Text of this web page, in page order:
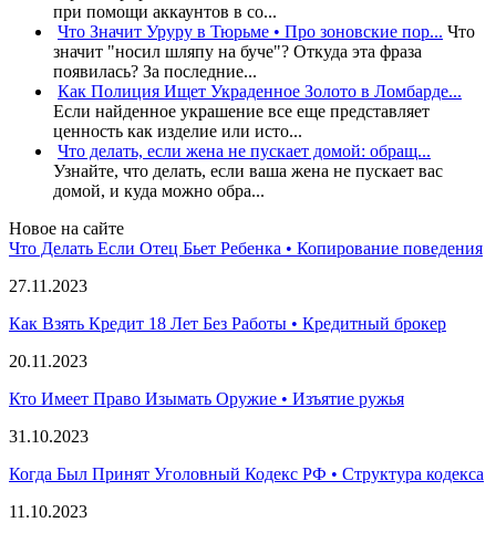
при помощи аккаунтов в со...
Что Значит Уруру в Тюрьме • Про зоновские пор... Что
значит "носил шляпу на буче"? Откуда эта фраза
появилась? За последние...
Как Полиция Ищет Украденное Золото в Ломбарде...
Если найденное украшение все еще представляет
ценность как изделие или исто...
Что делать, если жена не пускает домой: обращ...
Узнайте, что делать, если ваша жена не пускает вас
домой, и куда можно обра...
Новое на сайте
Что Делать Если Отец Бьет Ребенка • Копирование поведения
27.11.2023
Как Взять Кредит 18 Лет Без Работы • Кредитный брокер
20.11.2023
Кто Имеет Право Изымать Оружие • Изъятие ружья
31.10.2023
Когда Был Принят Уголовный Кодекс РФ • Структура кодекса
11.10.2023